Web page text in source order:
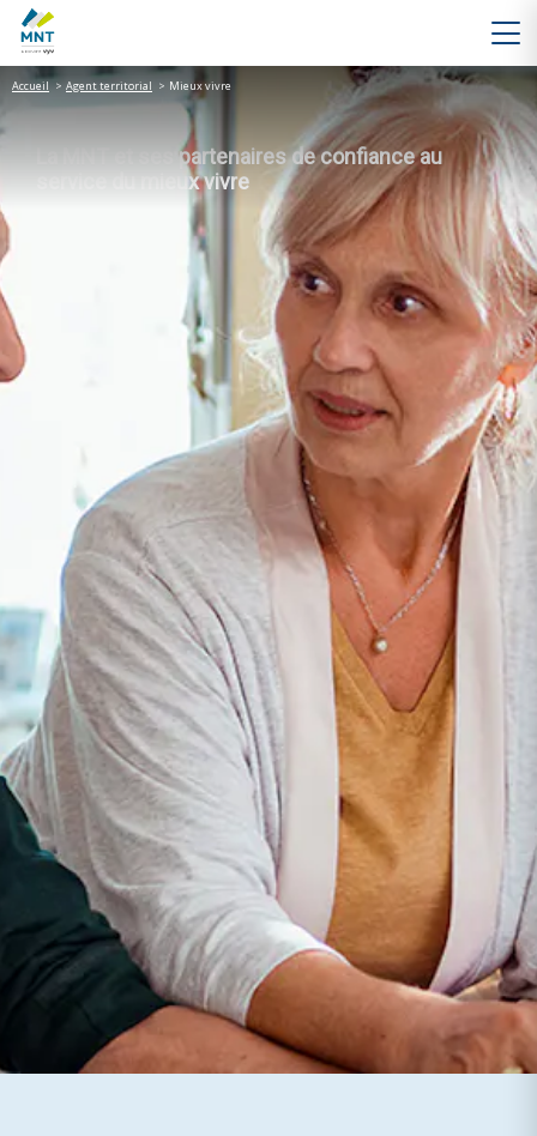
Accueil > Agent territorial > Mieux vivre
La MNT et ses partenaires de confiance au
service du mieux vivre